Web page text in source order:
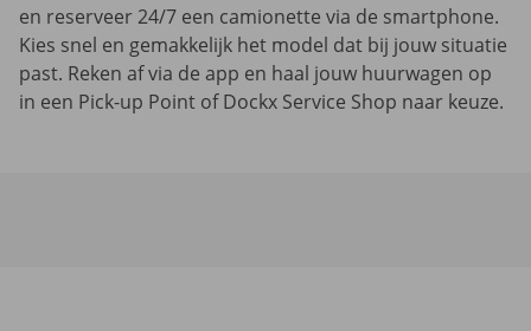
en reserveer 24/7 een camionette via de smartphone.
Kies snel en gemakkelijk het model dat bij jouw situatie
past. Reken af via de app en haal jouw huurwagen op
in een Pick-up Point of Dockx Service Shop naar keuze.